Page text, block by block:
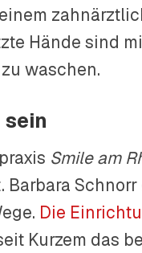
Hände sind
waschen.
Smile am
Barbara
Die
Kurzem das